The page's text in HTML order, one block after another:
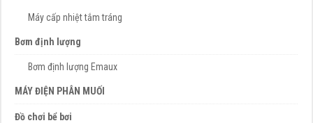
Máy cấp nhiệt tắm tráng
Bơm định lượng
Bơm định lượng Emaux
MÁY ĐIỆN PHÂN MUỐI
Đồ chơi bể bơi